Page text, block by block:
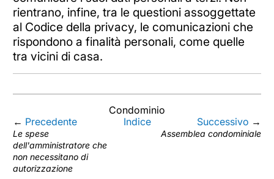
rientrano, infine, tra le questioni assoggettate
al Codice della privacy, le comunicazioni che
rispondono a finalità personali, come quelle
tra vicini di casa.
Condominio
← Precedente
Le spese
dell'amministratore che
non necessitano di
autorizzazione
Indice Successivo →
Assemblea condominiale